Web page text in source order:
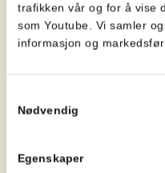
trafikken vår og for å vise
som Youtube. Vi samler
informasjon og
Nødvendig
Egenskaper
Mills